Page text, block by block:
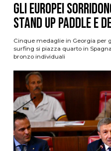
Gli Europei
stand up paddle e
Cinque medaglie in Georgia per
surfing si piazza quarto in
bronzo individuali